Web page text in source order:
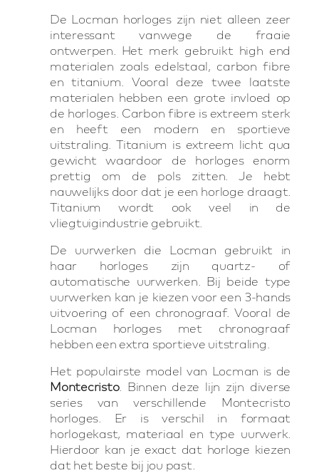
De Locman horloges zijn niet alleen zeer
interessant vanwege de fraaie
ontwerpen. Het merk gebruikt high end
materialen zoals edelstaal, carbon fibre
en titanium. Vooral deze twee laatste
materialen hebben een grote invloed op
de horloges. Carbon fibre is extreem sterk
en heeft een modern en sportieve
uitstraling. Titanium is extreem licht qua
gewicht waardoor de horloges enorm
prettig om de pols zitten. Je hebt
nauwelijks door dat je een horloge draagt.
Titanium wordt ook veel in de
vliegtuigindustrie gebruikt.
De uurwerken die Locman gebruikt in
haar horloges zijn quartz- of
automatische uurwerken. Bij beide type
uurwerken kan je kiezen voor een 3-hands
uitvoering of een chronograaf. Vooral de
Locman horloges met chronograaf
hebben een extra sportieve uitstraling.
Het populairste model van Locman is de
Montecristo. Binnen deze lijn zijn diverse
series van verschillende Montecristo
horloges. Er is verschil in formaat
horlogekast, materiaal en type uurwerk.
Hierdoor kan je exact dat horloge kiezen
dat het beste bij jou past.